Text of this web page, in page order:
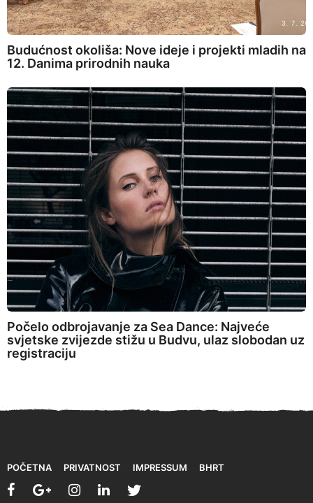
Budućnost okoliša: Nove ideje i projekti mladih na
12. Danima prirodnih nauka
Počelo odbrojavanje za Sea Dance: Najveće
svjetske zvijezde stižu u Budvu, ulaz slobodan uz
registraciju
POČETNA PRIVATNOST IMPRESSUM BHRT